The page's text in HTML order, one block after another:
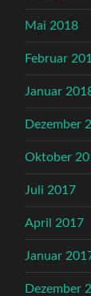
Mai 2018
Februar
Januar
Dezember
Oktober
Juli 2017
April 2017
Januar
Dezember